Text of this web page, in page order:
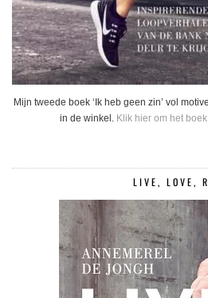
Mijn tweede boek ‘Ik heb geen zin’ vol
in de winkel. Klik hier om het
LIVE, LOVE,